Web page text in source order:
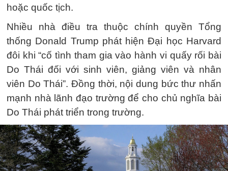
hoặc quốc tịch.
Nhiều nhà điều tra thuộc chính quyền Tổng
thống Donald Trump phát hiện Đại học Harvard
đôi khi “cố tình tham gia vào hành vi quấy rối bài
Do Thái đối với sinh viên, giảng viên và nhân
viên Do Thái”. Đồng thời, nội dung bức thư nhấn
mạnh nhà lãnh đạo trường để cho chủ nghĩa bài
Do Thái phát triển trong trường.